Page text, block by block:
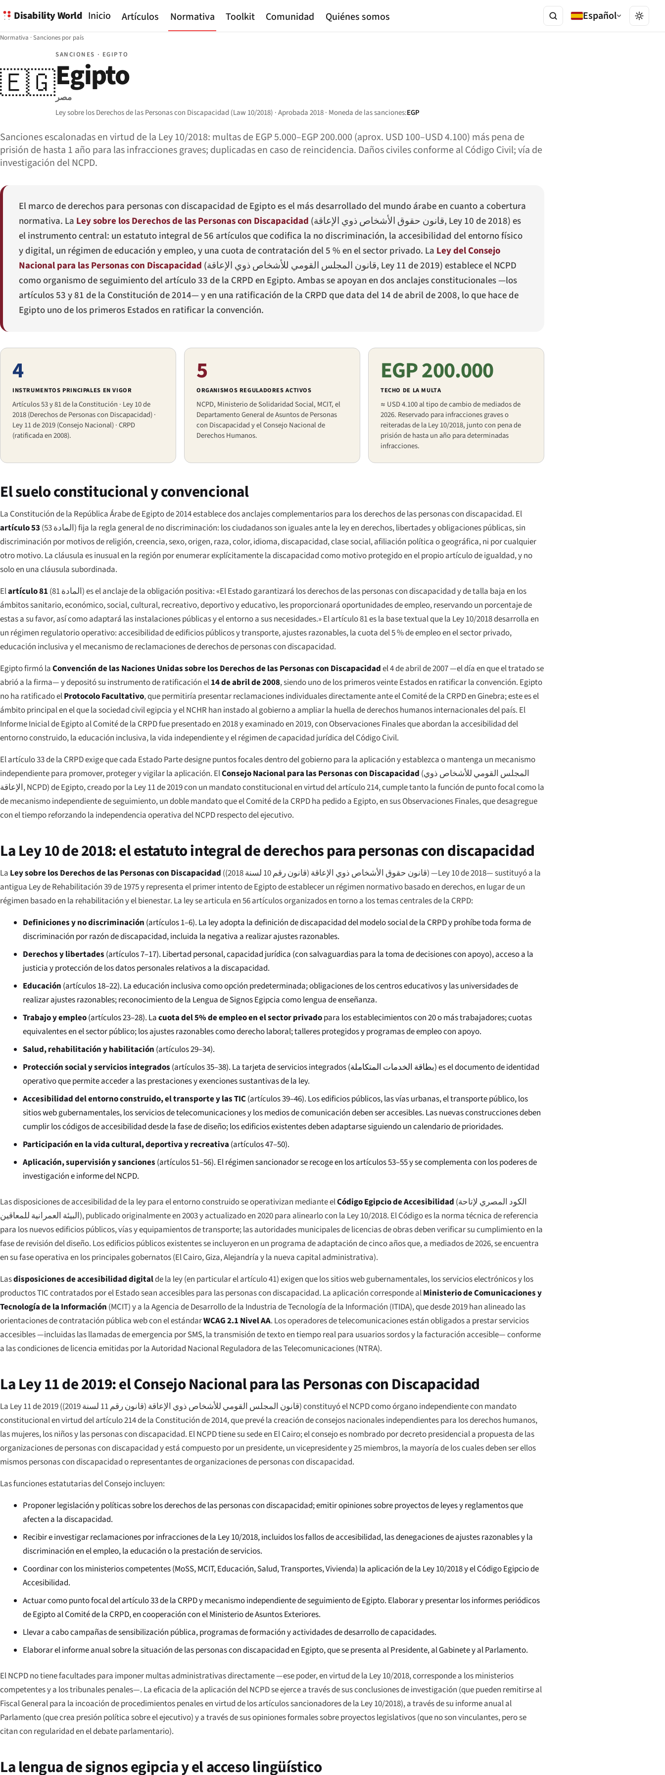
Disability World Inicio Artículos Normativa Toolkit Comunidad Quiénes somos Español
Normativa ·Sanciones por país
🇪🇬
SANCIONES · EGIPTO
Egipto
مصر
Ley sobre los Derechos de las Personas con Discapacidad (Law 10/2018) · Aprobada 2018 · Moneda de las sanciones:EGP
Sanciones escalonadas en virtud de la Ley 10/2018: multas de EGP 5.000–EGP 200.000 (aprox. USD 100–USD 4.100) más pena de
prisión de hasta 1 año para las infracciones graves; duplicadas en caso de reincidencia. Daños civiles conforme al Código Civil; vía de
investigación del NCPD.
El marco de derechos para personas con discapacidad de Egipto es el más desarrollado del mundo árabe en cuanto a cobertura
normativa. La Ley sobre los Derechos de las Personas con Discapacidad (قانون حقوق الأشخاص ذوي الإعاقة, Ley 10 de 2018) es
el instrumento central: un estatuto integral de 56 artículos que codifica la no discriminación, la accesibilidad del entorno físico
y digital, un régimen de educación y empleo, y una cuota de contratación del 5 % en el sector privado. La Ley del Consejo
Nacional para las Personas con Discapacidad (قانون المجلس القومي للأشخاص ذوي الإعاقة, Ley 11 de 2019) establece el NCPD
como organismo de seguimiento del artículo 33 de la CRPD en Egipto. Ambas se apoyan en dos anclajes constitucionales —los
artículos 53 y 81 de la Constitución de 2014— y en una ratificación de la CRPD que data del 14 de abril de 2008, lo que hace de
Egipto uno de los primeros Estados en ratificar la convención.
4
INSTRUMENTOS PRINCIPALES EN VIGOR
Artículos 53 y 81 de la Constitución · Ley 10 de
2018 (Derechos de Personas con Discapacidad) ·
Ley 11 de 2019 (Consejo Nacional) · CRPD
(ratificada en 2008).
5
ORGANISMOS REGULADORES ACTIVOS
NCPD, Ministerio de Solidaridad Social, MCIT, el
Departamento General de Asuntos de Personas
con Discapacidad y el Consejo Nacional de
Derechos Humanos.
EGP 200.000
TECHO DE LA MULTA
≈ USD 4.100 al tipo de cambio de mediados de
2026. Reservado para infracciones graves o
reiteradas de la Ley 10/2018, junto con pena de
prisión de hasta un año para determinadas
infracciones.
El suelo constitucional y convencional
La Constitución de la República Árabe de Egipto de 2014 establece dos anclajes complementarios para los derechos de las personas con discapacidad. El
artículo 53 ( المادة 53) fija la regla general de no discriminación: los ciudadanos son iguales ante la ley en derechos, libertades y obligaciones públicas, sin
discriminación por motivos de religión, creencia, sexo, origen, raza, color, idioma, discapacidad, clase social, afiliación política o geográfica, ni por cualquier
otro motivo. La cláusula es inusual en la región por enumerar explícitamente la discapacidad como motivo protegido en el propio artículo de igualdad, y no
solo en una cláusula subordinada.
Elartículo 81 ( المادة 81) es el anclaje de la obligación positiva: «El Estado garantizará los derechos de las personas con discapacidad y de talla baja en los
ámbitos sanitario, económico, social, cultural, recreativo, deportivo y educativo, les proporcionará oportunidades de empleo, reservando un porcentaje de
estas a su favor, así como adaptará las instalaciones públicas y el entorno a sus necesidades.» El artículo 81 es la base textual que la Ley 10/2018 desarrolla en
un régimen regulatorio operativo: accesibilidad de edificios públicos y transporte, ajustes razonables, la cuota del 5 % de empleo en el sector privado,
educación inclusiva y el mecanismo de reclamaciones de derechos de personas con discapacidad.
Egipto firmó laConvención de las Naciones Unidas sobre los Derechos de las Personas con Discapacidadel 4 de abril de 2007 —el día en que el tratado se
abrió a la firma— y depositó su instrumento de ratificación el14 de abril de 2008, siendo uno de los primeros veinte Estados en ratificar la convención. Egipto
no ha ratificado elProtocolo Facultativo, que permitiría presentar reclamaciones individuales directamente ante el Comité de la CRPD en Ginebra; este es el
ámbito principal en el que la sociedad civil egipcia y el NCHR han instado al gobierno a ampliar la huella de derechos humanos internacionales del país. El
Informe Inicial de Egipto al Comité de la CRPD fue presentado en 2018 y examinado en 2019, con Observaciones Finales que abordan la accesibilidad del
entorno construido, la educación inclusiva, la vida independiente y el régimen de capacidad jurídica del Código Civil.
El artículo 33 de la CRPD exige que cada Estado Parte designe puntos focales dentro del gobierno para la aplicación y establezca o mantenga un mecanismo
independiente para promover, proteger y vigilar la aplicación. ElConsejo Nacional para las Personas con Discapacidad (المجلس القومي للأشخاص ذوي
الإعاقة, NCPD) de Egipto, creado por la Ley 11 de 2019 con un mandato constitucional en virtud del artículo 214, cumple tanto la función de punto focal como la
de mecanismo independiente de seguimiento, un doble mandato que el Comité de la CRPD ha pedido a Egipto, en sus Observaciones Finales, que desagregue
con el tiempo reforzando la independencia operativa del NCPD respecto del ejecutivo.
La Ley 10 de 2018: el estatuto integral de derechos para personas con discapacidad
La Ley sobre los Derechos de las Personas con Discapacidad ( قانون حقوق الأشخاص ذوي الإعاقة (قانون رقم 10 لسنة 2018)) —Ley 10 de 2018— sustituyó a la
antigua Ley de Rehabilitación 39 de 1975 y representa el primer intento de Egipto de establecer un régimen normativo basado en derechos, en lugar de un
régimen basado en la rehabilitación y el bienestar. La ley se articula en 56 artículos organizados en torno a los temas centrales de la CRPD:
Definiciones y no discriminación (artículos 1–6). La ley adopta la definición de discapacidad del modelo social de la CRPD y prohíbe toda forma de
discriminación por razón de discapacidad, incluida la negativa a realizar ajustes razonables.
Derechos y libertades (artículos 7–17). Libertad personal, capacidad jurídica (con salvaguardias para la toma de decisiones con apoyo), acceso a la
justicia y protección de los datos personales relativos a la discapacidad.
Educación (artículos 18–22). La educación inclusiva como opción predeterminada; obligaciones de los centros educativos y las universidades de
realizar ajustes razonables; reconocimiento de la Lengua de Signos Egipcia como lengua de enseñanza.
Trabajo y empleo(artículos 23–28). Lacuota del 5% de empleo en el sector privadopara los establecimientos con 20 o más trabajadores; cuotas
equivalentes en el sector público; los ajustes razonables como derecho laboral; talleres protegidos y programas de empleo con apoyo.
Salud, rehabilitación y habilitación (artículos 29–34).
Protección social y servicios integrados (artículos 35–38). La tarjeta de servicios integrados (بطاقة الخدمات المتكاملة) es el documento de identidad
operativo que permite acceder a las prestaciones y exenciones sustantivas de la ley.
Accesibilidad del entorno construido, el transporte y las TIC(artículos 39–46). Los edificios públicos, las vías urbanas, el transporte público, los
sitios web gubernamentales, los servicios de telecomunicaciones y los medios de comunicación deben ser accesibles. Las nuevas construcciones deben
cumplir los códigos de accesibilidad desde la fase de diseño; los edificios existentes deben adaptarse siguiendo un calendario de prioridades.
Participación en la vida cultural, deportiva y recreativa (artículos 47–50).
Aplicación, supervisión y sanciones (artículos 51–56). El régimen sancionador se recoge en los artículos 53–55 y se complementa con los poderes de
investigación e informe del NCPD.
Las disposiciones de accesibilidad de la ley para el entorno construido se operativizan mediante elCódigo Egipcio de Accesibilidad (الكود المصري لإتاحة
البيئة العمرانية للمعاقين), publicado originalmente en 2003 y actualizado en 2020 para alinearlo con la Ley 10/2018. El Código es la norma técnica de referencia
para los nuevos edificios públicos, vías y equipamientos de transporte; las autoridades municipales de licencias de obras deben verificar su cumplimiento en la
fase de revisión del diseño. Los edificios públicos existentes se incluyeron en un programa de adaptación de cinco años que, a mediados de 2026, se encuentra
en su fase operativa en los principales gobernatos (El Cairo, Giza, Alejandría y la nueva capital administrativa).
Lasdisposiciones de accesibilidad digitalde la ley (en particular el artículo 41) exigen que los sitios web gubernamentales, los servicios electrónicos y los
productos TIC contratados por el Estado sean accesibles para las personas con discapacidad. La aplicación corresponde alMinisterio de Comunicaciones y
Tecnología de la Información (MCIT) y a la Agencia de Desarrollo de la Industria de Tecnología de la Información (ITIDA), que desde 2019 han alineado las
orientaciones de contratación pública web con el estándarWCAG 2.1 Nivel AA. Los operadores de telecomunicaciones están obligados a prestar servicios
accesibles —incluidas las llamadas de emergencia por SMS, la transmisión de texto en tiempo real para usuarios sordos y la facturación accesible— conforme
a las condiciones de licencia emitidas por la Autoridad Nacional Reguladora de las Telecomunicaciones (NTRA).
La Ley 11 de 2019: el Consejo Nacional para las Personas con Discapacidad
La Ley 11 de 2019 ( قانون المجلس القومي للأشخاص ذوي الإعاقة (قانون رقم 11 لسنة 2019)) constituyó el NCPD como órgano independiente con mandato
constitucional en virtud del artículo 214 de la Constitución de 2014, que prevé la creación de consejos nacionales independientes para los derechos humanos,
las mujeres, los niños y las personas con discapacidad. El NCPD tiene su sede en El Cairo; el consejo es nombrado por decreto presidencial a propuesta de las
organizaciones de personas con discapacidad y está compuesto por un presidente, un vicepresidente y 25 miembros, la mayoría de los cuales deben ser ellos
mismos personas con discapacidad o representantes de organizaciones de personas con discapacidad.
Las funciones estatutarias del Consejo incluyen:
Proponer legislación y políticas sobre los derechos de las personas con discapacidad; emitir opiniones sobre proyectos de leyes y reglamentos que
afecten a la discapacidad.
Recibir e investigar reclamaciones por infracciones de la Ley 10/2018, incluidos los fallos de accesibilidad, las denegaciones de ajustes razonables y la
discriminación en el empleo, la educación o la prestación de servicios.
Coordinar con los ministerios competentes (MoSS, MCIT, Educación, Salud, Transportes, Vivienda) la aplicación de la Ley 10/2018 y el Código Egipcio de
Accesibilidad.
Actuar como punto focal del artículo 33 de la CRPD y mecanismo independiente de seguimiento de Egipto. Elaborar y presentar los informes periódicos
de Egipto al Comité de la CRPD, en cooperación con el Ministerio de Asuntos Exteriores.
Llevar a cabo campañas de sensibilización pública, programas de formación y actividades de desarrollo de capacidades.
Elaborar el informe anual sobre la situación de las personas con discapacidad en Egipto, que se presenta al Presidente, al Gabinete y al Parlamento.
El NCPD no tiene facultades para imponer multas administrativas directamente —ese poder, en virtud de la Ley 10/2018, corresponde a los ministerios
competentes y a los tribunales penales—. La eficacia de la aplicación del NCPD se ejerce a través de sus conclusiones de investigación (que pueden remitirse al
Fiscal General para la incoación de procedimientos penales en virtud de los artículos sancionadores de la Ley 10/2018), a través de su informe anual al
Parlamento (que crea presión política sobre el ejecutivo) y a través de sus opiniones formales sobre proyectos legislativos (que no son vinculantes, pero se
citan con regularidad en el debate parlamentario).
La lengua de signos egipcia y el acceso lingüístico